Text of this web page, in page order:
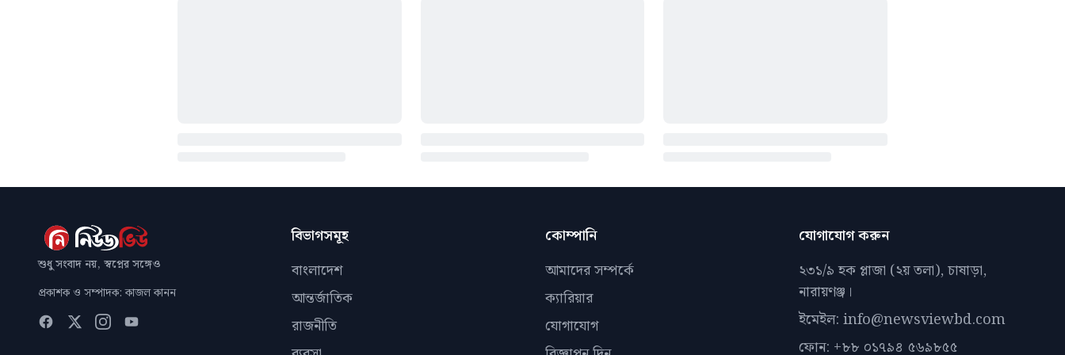
শুধু সংবাদ নয়, স্বপ্নের সঙ্গেও
প্রকাশক ও সম্পাদক: কাজল কানন
বিভাগসমূহ
বাংলাদেশ
আন্তর্জাতিক
রাজনীতি
কোম্পানি
আমাদের সম্পর্কে
ক্যারিয়ার
যোগাযোগ
যোগাযোগ করুন
২৩১/৯ হক প্লাজা (২য় তলা), চাষাড়া,
নারায়ণঞ্জ।
ইমেইল: info@newsviewbd.com
ফোন: +৮৮ ০১৭৯৪ ৫৬৯৮৫৫